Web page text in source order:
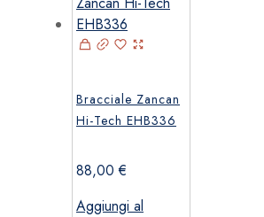
Bracciale Zancan
Hi-Tech EHB336
88,00€
Aggiungi al